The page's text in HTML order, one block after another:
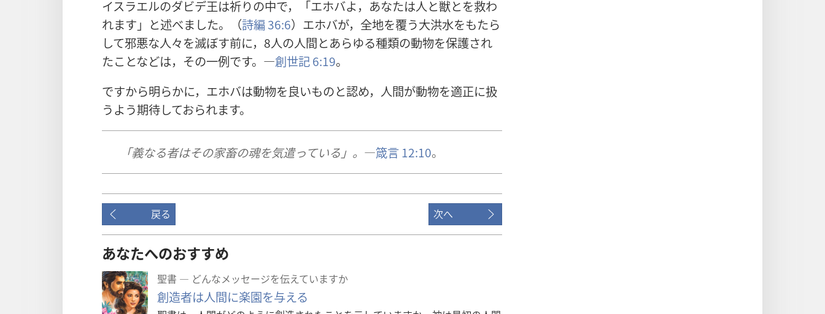
イスラエルのダビデ王は祈りの中で，「エホバよ，あなたは人と獣とを救わ
れます」と述べました。（詩編 36:6）エホバが，全地を覆う大洪水をもたら
して邪悪な人々を滅ぼす前に，8人の人間とあらゆる種類の動物を保護され
たことなどは，その一例です。―創世記 6:19。
ですから明らかに，エホバは動物を良いものと認め，人間が動物を適正に扱
うよう期待しておられます。
「義なる者はその家畜の魂を気遣っている」。 ―箴言 12:10。
戻る 次へ
あなたへのおすすめ
聖書 ― どんなメッセージを伝えていますか
創造者は人間に楽園を与える